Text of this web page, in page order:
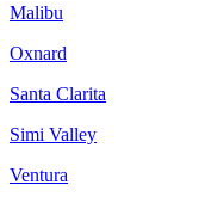
Malibu
Oxnard
Santa Clarita
Simi Valley
Ventura